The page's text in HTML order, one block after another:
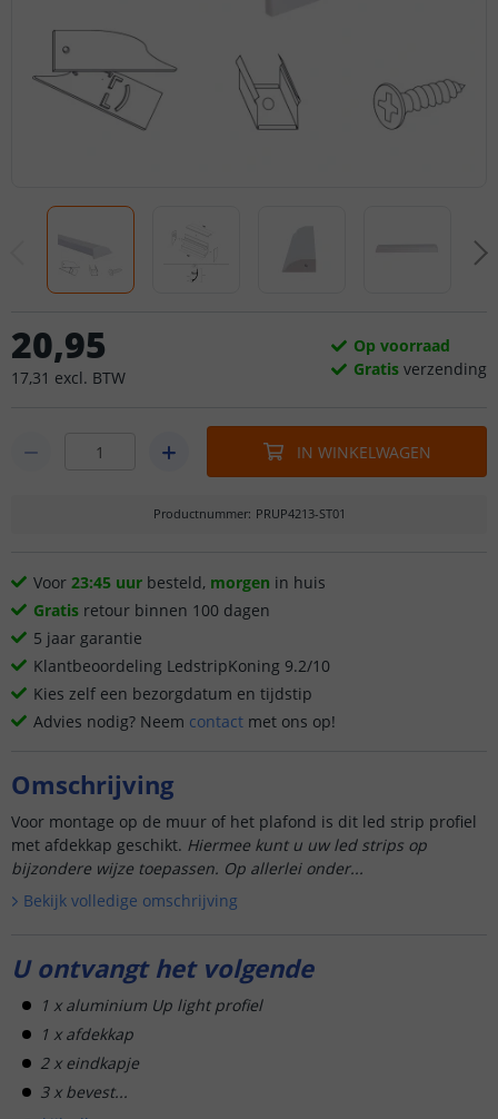
20,95
17,31 excl. BTW
Op voorraad
Gratis verzending
IN WINKELWAGEN
Productnummer: PRUP4213-ST01
Voor 23:45 uur besteld, morgen in huis
Gratis retour binnen 100 dagen
5 jaar garantie
Klantbeoordeling LedstripKoning 9.2/10
Kies zelf een bezorgdatum en tijdstip
Advies nodig? Neem contact met ons op!
Omschrijving
Voor montage op de muur of het plafond is dit led strip profiel
met afdekkap geschikt. Hiermee kunt u uw led strips op
bijzondere wijze toepassen. Op allerlei onder...
Bekijk volledige omschrijving
U ontvangt het volgende
1 x aluminium Up light profiel
1 x afdekkap
2 x eindkapje
3 x bevest...